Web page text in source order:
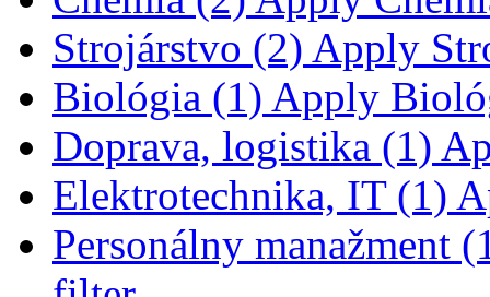
Strojárstvo (2) Apply
Biológia (1) Apply
Doprava, logistika (1)
Elektrotechnika, IT (1)
Personálny manažment